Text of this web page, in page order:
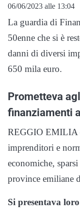
06/06/2023 alle 13:04
La guardia di
50enne che si è
danni di diversi
650 mila euro.
Prometteva
finanziamenti
REGGIO EMILIA
imprenditori e
economiche,
province emiliane
Si presentava